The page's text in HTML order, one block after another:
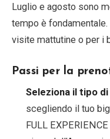
Luglio e agosto sono
tempo è
visite mattutine o per i
Passi per la
Seleziona il tipo
scegliendo il tuo
FULL